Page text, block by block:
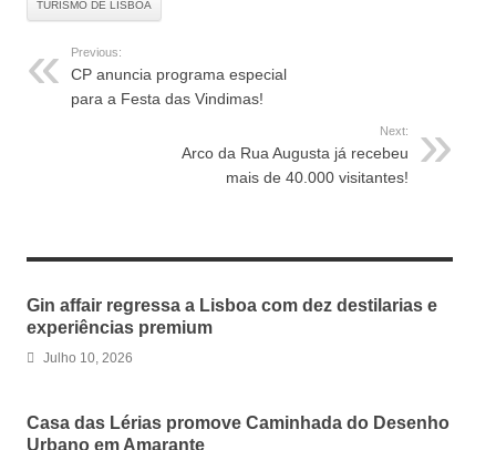
TURISMO DE LISBOA
Previous:
CP anuncia programa especial
para a Festa das Vindimas!
Next:
Arco da Rua Augusta já recebeu
mais de 40.000 visitantes!
Gin affair regressa a Lisboa com dez destilarias e
experiências premium
Julho 10, 2026
Casa das Lérias promove Caminhada do Desenho
Urbano em Amarante